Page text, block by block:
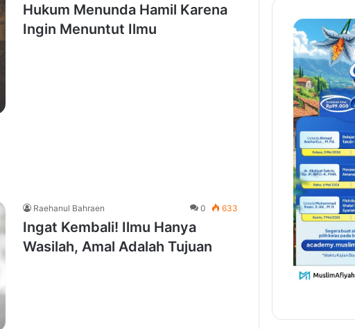
Hukum Menunda Hamil Karena
Ingin Menuntut Ilmu
Raehanul Bahraen 0 633
Ingat Kembali! Ilmu Hanya
Wasilah, Amal Adalah Tujuan